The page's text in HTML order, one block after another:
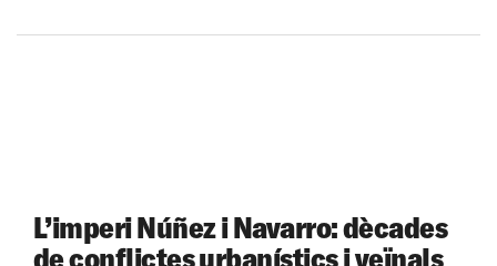
L’imperi Núñez i Navarro: dècades
de conflictes urbanístics i veïnals